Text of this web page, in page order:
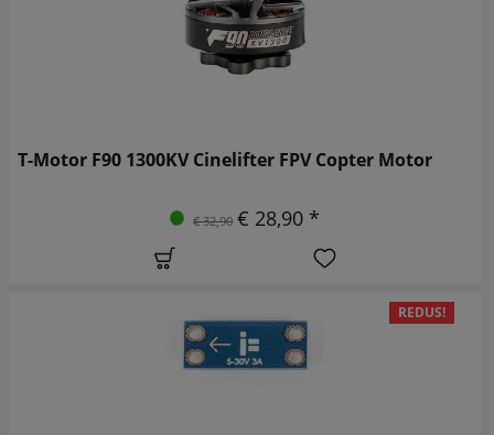
T-Motor F90 1300KV Cinelifter FPV Copter Motor
€ 32,90 € 28,90 *
REDUS!